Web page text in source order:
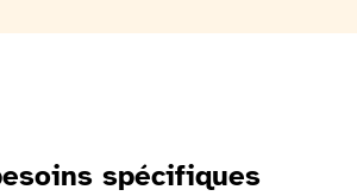
spécifiques